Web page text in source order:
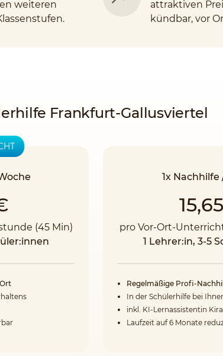
weiteren
attraktiven
kündbar, vor
Frankfurt-Gallusviertel
(45 Min)
1x Nachhilfe
pro Vor-Ort-
1 Lehrer:in, 3-5
Regelmäßige Profi-
In der Schülerhilfe bei
inkl. KI-Lernassistentin Kira
Laufzeit auf 6 Monate